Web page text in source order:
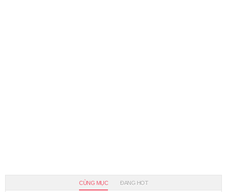
CÙNG MỤC ĐANG HOT